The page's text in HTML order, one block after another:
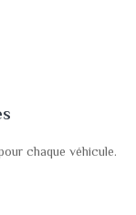
chaque véhicule.